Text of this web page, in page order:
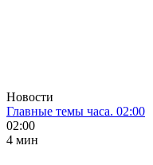
Новости
Главные темы часа. 02:00
02:00
4 мин